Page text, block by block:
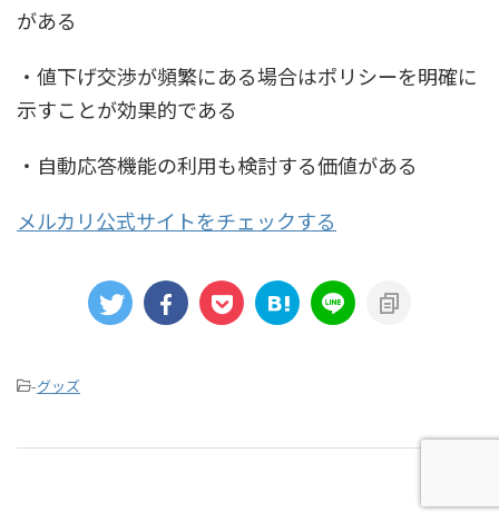
がある
・値下げ交渉が頻繁にある場合はポリシーを明確に
示すことが効果的である
・自動応答機能の利用も検討する価値がある
メルカリ公式サイトをチェックする
-グッズ